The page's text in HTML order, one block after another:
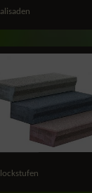
Palisaden
Blockstufen